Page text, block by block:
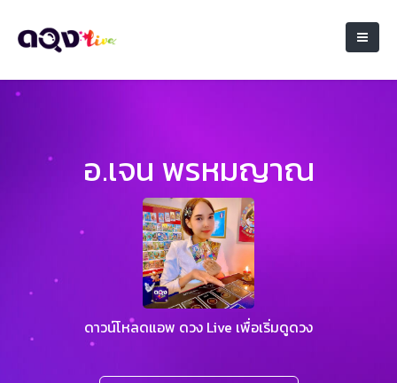
อ.เจน พรหมญาณ
ดาวน์โหลดแอพ ดวง Live เพื่อเริ่มดูดวง